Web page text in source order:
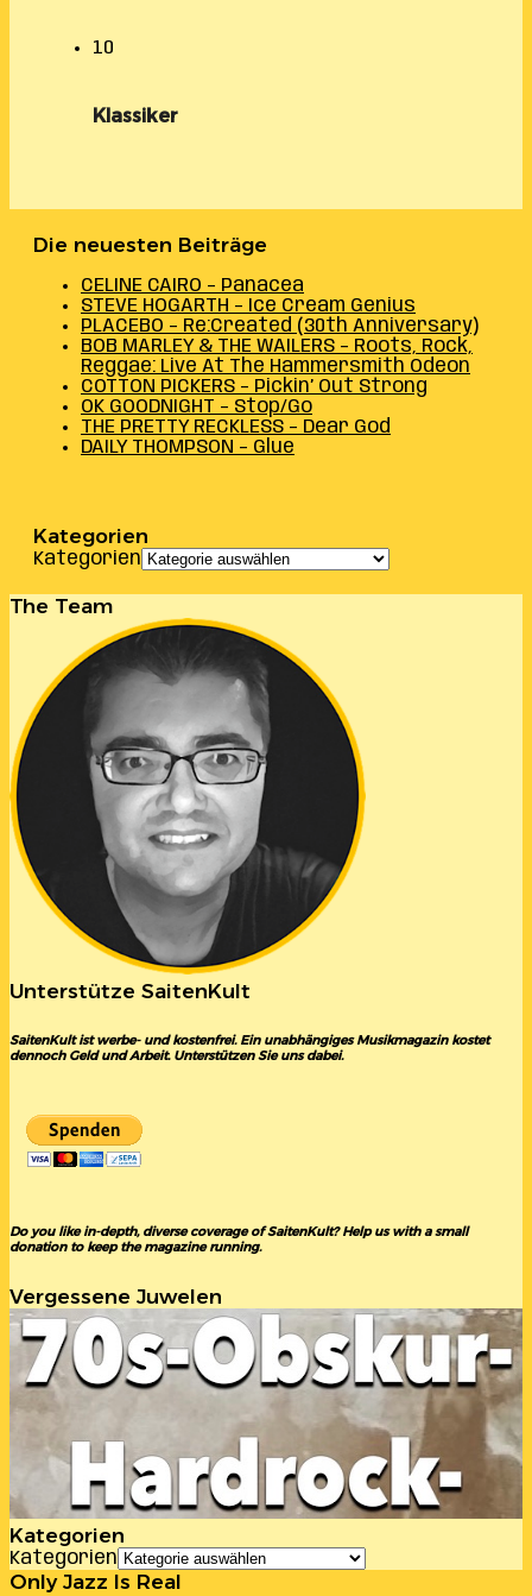
10
Klassiker
Die neuesten Beiträge
CELINE CAIRO – Panacea
STEVE HOGARTH – Ice Cream Genius
PLACEBO – Re:Created (30th Anniversary)
BOB MARLEY & THE WAILERS – Roots, Rock,
Reggae: Live At The Hammersmith Odeon
COTTON PICKERS – Pickin’ Out Strong
OK GOODNIGHT – Stop/Go
THE PRETTY RECKLESS – Dear God
DAILY THOMPSON – Glue
Kategorien
Kategorien
The Team
Unterstütze SaitenKult
SaitenKult ist werbe- und kostenfrei. Ein unabhängiges Musikmagazin kostet
dennoch Geld und Arbeit. Unterstützen Sie uns dabei.
Do you like in-depth, diverse coverage of SaitenKult? Help us with a small
donation to keep the magazine running.
Vergessene Juwelen
Kategorien
Kategorien
Only Jazz Is Real